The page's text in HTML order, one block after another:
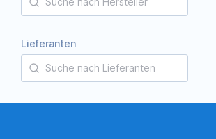
Lieferanten